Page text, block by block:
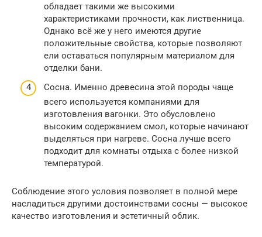
обладает такими же высокими
характеристиками прочности, как лиственница.
Однако всё же у него имеются другие
положительные свойства, которые позволяют
ели оставаться популярным материалом для
отделки бани.
Сосна. Именно древесина этой породы чаще
всего используется компаниями для
изготовления вагонки. Это обусловлено
высоким содержанием смол, которые начинают
выделяться при нагреве. Сосна лучше всего
подходит для комнаты отдыха с более низкой
температурой.
Соблюдение этого условия позволяет в полной мере
насладиться другими достоинствами сосны — высокое
качество изготовления и эстетичный облик.